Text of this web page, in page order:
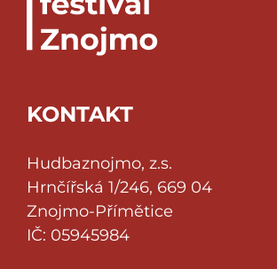
KONTAKT
Hudbaznojmo, z.s.
Hrnčířská 1/246, 669 04
Znojmo-Přímětice
IČ: 05945984